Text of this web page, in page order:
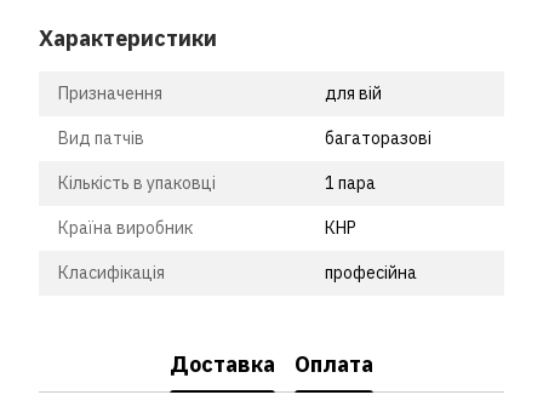
Характеристики
Призначення для вій
Вид патчів багаторазові
Кількість в упаковці 1 пара
Країна виробник КНР
Класифікація професійна
Доставка Оплата